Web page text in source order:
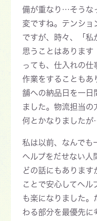
備が重なり…そうな
変ですね。テンショ
ですが、時々、「私
思うことはあります
っても、仕入れの
作業をすることもあ
舗への納品日を一日
ました。物流担当の
何とかなりましたが
私は以前、なんでも
ヘルプをだせない人
どの話にもあります
ことで安心してヘル
も楽になりました。
わる部分を最優先に